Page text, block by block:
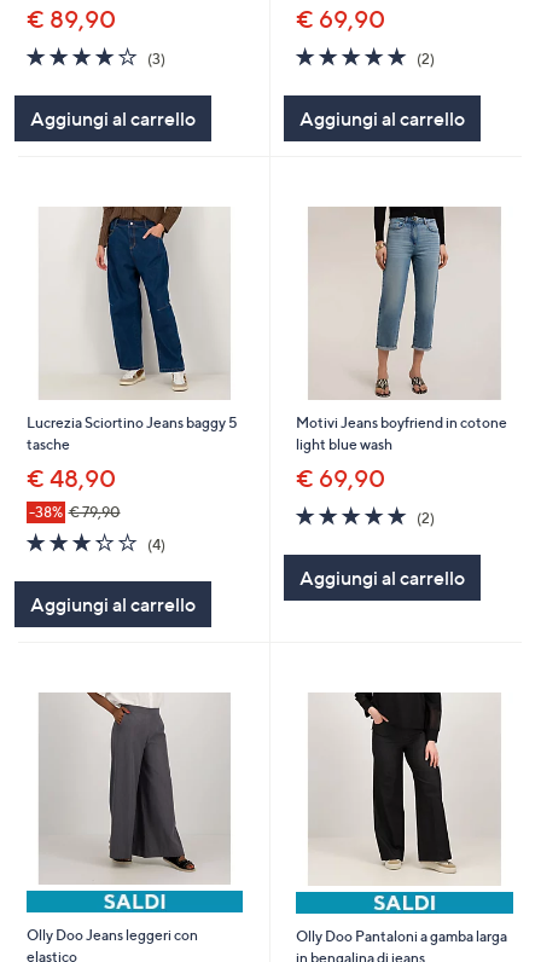
€ 89,90
4.0
of
5
Stars
(3)
Aggiungi al carrello
€ 69,90
5.0
of
5
Stars
(2)2
Aggiungi al carrello
Lucrezia Sciortino Jeans baggy 5
tasche
€ 48,90
-38% € 79,90
3.2
of
5
Stars
(4)
Aggiungi al carrello
Motivi Jeans boyfriend in cotone
light blue wash
€ 69,90
5.0
of
5
Stars
(2)2
Aggiungi al carrello
Olly Doo Jeans leggeri con
elastico
Olly Doo Pantaloni a gamba larga
in bengalina di jeans